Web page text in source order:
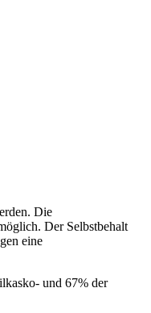
Die
Der Selbstbehalt
eine
und 67% der